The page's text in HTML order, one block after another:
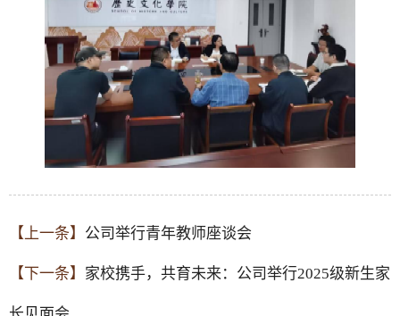
【上一条】 公司举行青年教师座谈会
【下一条】 家校携手，共育未来：公司举行2025级新生家